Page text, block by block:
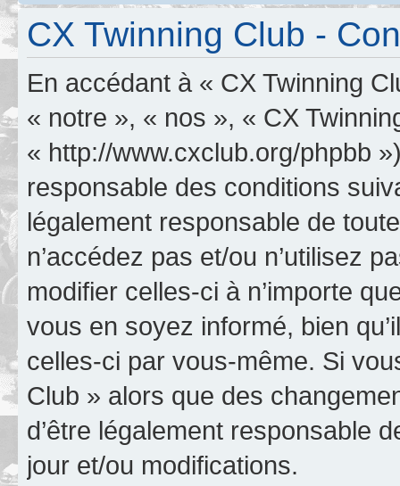
CX Twinning Club -
En accédant à « CX Twinning
« notre », « nos », « CX
« http://www.cxclub.org/phpbb
responsable des conditions
légalement responsable de
n’accédez pas et/ou n’utilisez
modifier celles-ci à n’importe
vous en soyez informé, bien
celles-ci par vous-même. Si
Club » alors que des
d’être légalement responsable
jour et/ou modifications.